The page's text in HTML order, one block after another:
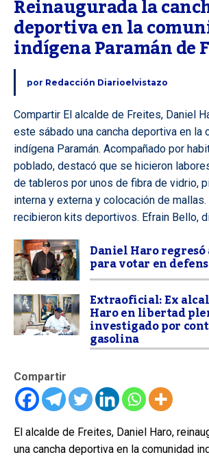
Reinaugurada la
deportiva en la
indígena Paramán de
por Redacción Diarioelvistazo
Compartir El alcalde de Freites, Daniel
este sábado una cancha deportiva en la
indígena Paramán. Acompañado por
poblado, destacó que se hicieron
de tableros por unos de fibra de vidrio,
interna y externa y colocación de
recibieron kits deportivos. Efrain Bello,
Daniel Haro
para votar en
Extraoficial: Ex
Haro en libertad
investigado por
gasolina
Compartir
El alcalde de Freites, Daniel Haro,
una cancha deportiva en la comunidad